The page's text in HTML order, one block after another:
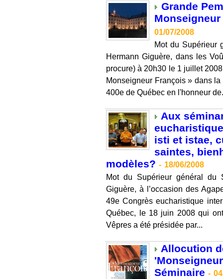
Grande
01/07/2008
Mot du Supérieur
Hermann Giguère, dans les
procure) à 20h30 le 1 juillet
Monseigneur François » dans
400e de Québec en l'honneur
Aux
isti et istae,
saintes,
modèles? - 18/06/2008
Mot du Supérieur général du
Giguère, à l’occasion des
49e Congrès eucharistique
Québec, le 18 juin 2008 qui
Vêpres a été présidée par...
Allocution
Séminaire -